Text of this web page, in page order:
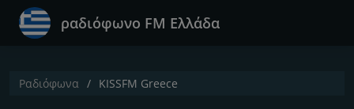
ραδιόφωνο FM Ελλάδα
Ραδιόφωνα KISSFM Greece